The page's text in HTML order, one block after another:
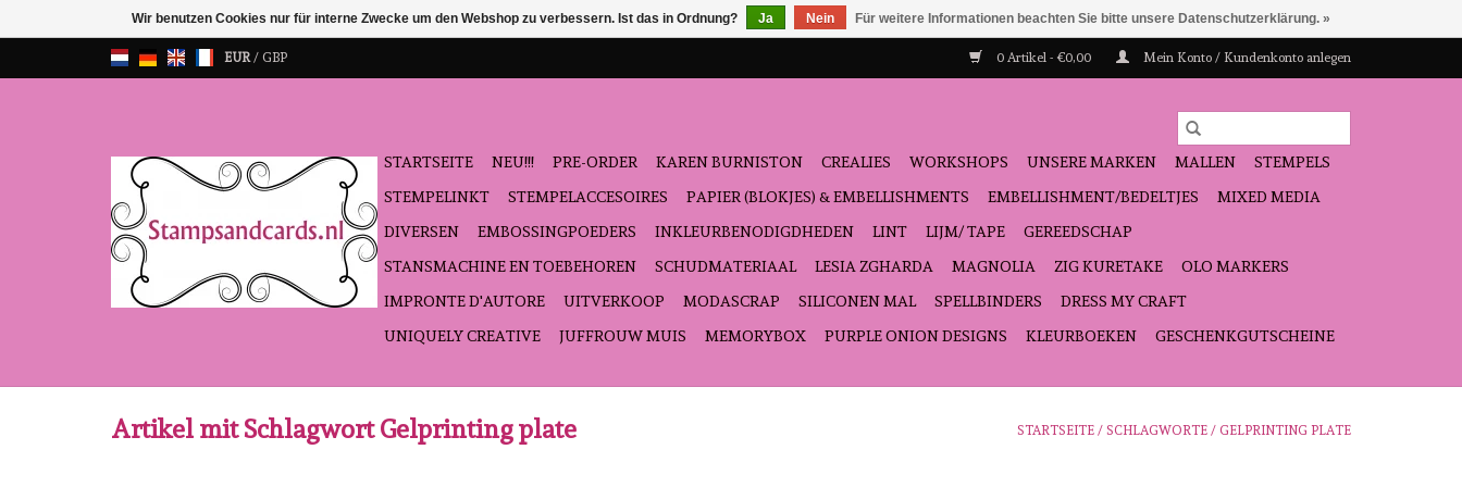
EUR/ GBP 0 Artikel - €0,00 Mein Konto / Kundenkonto anlegen
STARTSEITE NEU!!! PRE-ORDER KAREN BURNISTON CREALIES WORKSHOPS UNSERE MARKEN MALLEN
STEMPELS
STEMPELINKT
STEMPELACCESOIRES PAPIER (BLOKJES) & EMBELLISHMENTS EMBELLISHMENT/BEDELTJES
MIXED MEDIA
DIVERSEN
EMBOSSINGPOEDERS INKLEURBENODIGDHEDEN LINT LIJM/ TAPE
GEREEDSCHAP
STANSMACHINE EN TOEBEHOREN
SCHUDMATERIAAL LESIA ZGHARDA MAGNOLIA ZIG KURETAKE
OLO MARKERS
IMPRONTE D'AUTORE
UITVERKOOP MODASCRAP SILICONEN MAL SPELLBINDERS
DRESS MY CRAFT
UNIQUELY CREATIVE
JUFFROUW MUIS MEMORYBOX PURPLE ONION DESIGNS KLEURBOEKEN GESCHENKGUTSCHEINE
Artikel mit Schlagwort Gelprinting plate STARTSEITE / SCHLAGWORTE / GELPRINTING PLATE
Wir benutzen Cookies nur für interne Zwecke um den Webshop zu verbessern. Ist das in Ordnung? Ja Nein Für weitere Informationen beachten Sie bitte unsere Datenschutzerklärung. »